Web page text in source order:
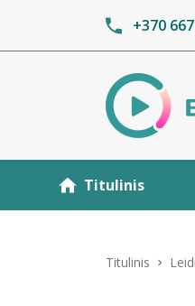
+370
Titulinis
Titulinis